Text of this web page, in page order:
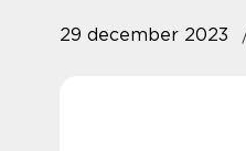
29 december 2023